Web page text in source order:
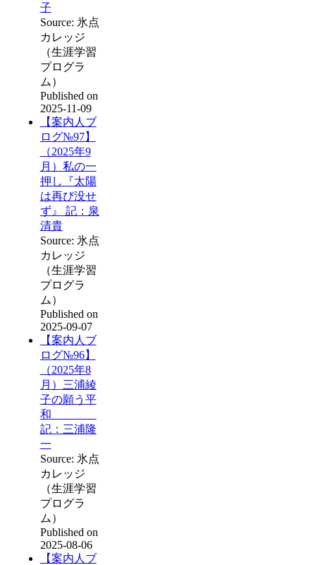
子
Source: 氷点
カレッジ
（生涯学習
プログラ
ム）
Published on
2025-11-09
【案内人ブ
ログ№97】
（2025年9
月）私の一
押し『太陽
は再び没せ
ず』 記：泉
清貴
Source: 氷点
カレッジ
（生涯学習
プログラ
ム）
Published on
2025-09-07
【案内人ブ
ログ№96】
（2025年8
月）三浦綾
子の願う平
和
記：三浦隆
一
Source: 氷点
カレッジ
（生涯学習
プログラ
ム）
Published on
2025-08-06
【案内人ブ